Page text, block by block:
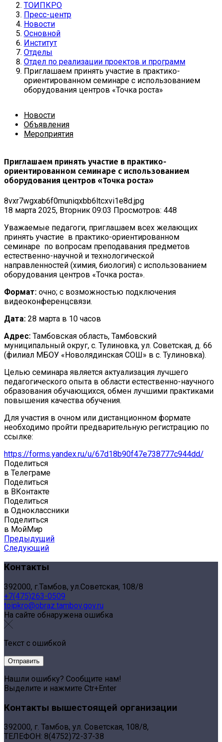
ТОИПКРО
Пресс-центр
Новости
Основной
Институт
Отделы
Отдел по реализации проектов и программ
Приглашаем принять участие в практико-
ориентированном семинаре с использованием
оборудования центров «Точка роста»
Новости
Объявления
Мероприятия
Приглашаем принять участие в практико-
ориентированном семинаре с использованием
оборудования центров «Точка роста»
8vxr7wgxab6f0muniqxbb6ltcxvi1e8d.jpg
18 марта 2025, Вторник 09:03 Просмотров: 448
Уважаемые педагоги, приглашаем всех желающих
принять участие в практико-ориентированном
семинаре по вопросам преподавания предметов
естественно-научной и технологической
направленностей (химия, биология) с использованием
оборудования центров «Точка роста».
Формат: очно; с возможностью подключения
видеоконференцсвязи.
Дата: 28 марта в 10 часов
Адрес: Тамбовская область, Тамбовский
муниципальный округ, с. Тулиновка, ул. Советская, д. 66
(филиал МБОУ «Новолядинская СОШ» в с. Тулиновка).
Целью семинара является актуализация лучшего
педагогического опыта в области естественно-научного
образования обучающихся, обмен лучшими практиками
повышения качества обучения.
Для участия в очном или дистанционном формате
необходимо пройти предварительную регистрацию по
ссылке:
https://forms.yandex.ru/u/67d18b90f47e738777c944dd/
Поделиться
в Телеграме
Поделиться
в ВКонтакте
Поделиться
в Одноклассники
Поделиться
в МойМир
Предыдущий
Следующий
Контакты
392000, г.Тамбов, ул.Советская, 108/8
+7(475)263-0509
toipkro@obraz.tambov.gov.ru
На сайте обнаружена ошибка
Текст с ошибкой
Нашли ошибку? Сообщите нам!
Выделите и нажмите Ctr+Enter
Контакты вышестоящей организации
392000, г. Тамбов, ул. Советская, 108/8,
ТЕЛЕФОН: 8(4752)72-37-38